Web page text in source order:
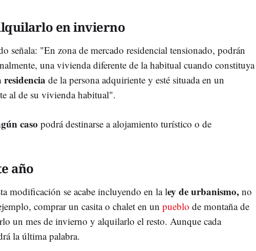
en invierno
señala: "En zona de mercado residencial tensionado, podrán
una vivienda diferente de la habitual cuando constituya
de la persona adquiriente y esté situada en un
al de su vivienda habitual".
caso podrá destinarse a alojamiento turístico o de
año
modificación se acabe incluyendo en la ley de urbanismo, no
comprar un casita o chalet en un pueblo de montaña de
un mes de invierno y alquilarlo el resto. Aunque cada
la última palabra.